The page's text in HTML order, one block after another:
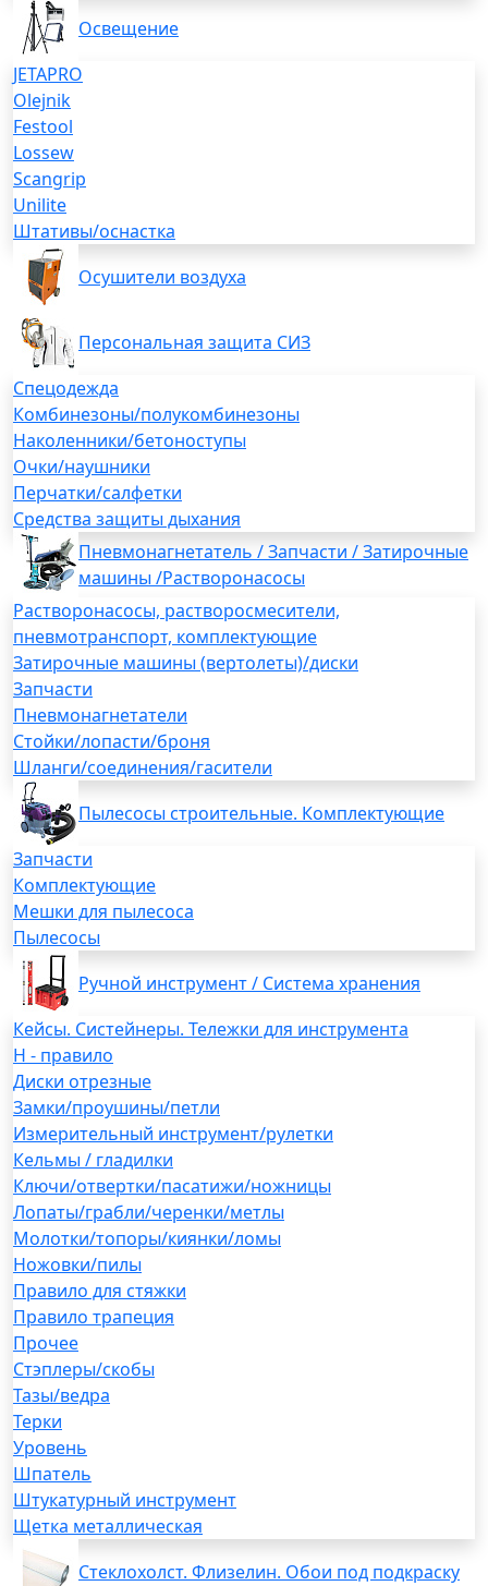
Освещение
JETAPRO
Olejnik
Festool
Lossew
Scangrip
Unilite
Штативы/оснастка
Осушители воздуха
Персональная защита СИЗ
Спецодежда
Комбинезоны/полукомбинезоны
Наколенники/бетоноступы
Очки/наушники
Перчатки/салфетки
Средства защиты дыхания
Пневмонагнетатель / Запчасти / Затирочные
машины /Растворонасосы
Растворонасосы, растворосмесители,
пневмотранспорт, комплектующие
Затирочные машины (вертолеты)/диски
Запчасти
Пневмонагнетатели
Стойки/лопасти/броня
Шланги/соединения/гасители
Пылесосы строительные. Комплектующие
Запчасти
Комплектующие
Мешки для пылесоса
Пылесосы
Ручной инструмент / Система хранения
Кейсы. Систейнеры. Тележки для инструмента
H - правило
Диски отрезные
Замки/проушины/петли
Измерительный инструмент/рулетки
Кельмы / гладилки
Ключи/отвертки/пасатижи/ножницы
Лопаты/грабли/черенки/метлы
Молотки/топоры/киянки/ломы
Ножовки/пилы
Правило для стяжки
Правило трапеция
Прочее
Стэплеры/скобы
Тазы/ведра
Терки
Уровень
Шпатель
Штукатурный инструмент
Щетка металлическая
Стеклохолст. Флизелин. Обои под подкраску